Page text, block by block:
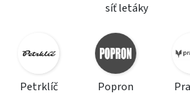
síť letáky
Petrklíč
Popron